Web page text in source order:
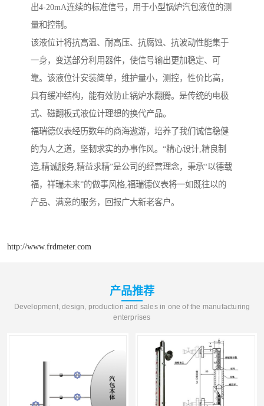
出4-20mA连续的标准信号，用于小型锅炉汽包液位的测
量和控制。
该液位计将抗高温、耐高压、抗腐蚀、抗波动性能集于
一身，变送部分利用器件，使信号输出更加稳定、可
靠。该液位计安装简单，维护量小，测控，性价比高，
具有缓冲结构，能有效防止锅炉水翻腾。是传统的电极
式、磁翻板式液位计理想的换代产品。
福瑞德仪表经历数年的商海遨游，培养了我们诚信稳健
的为人之道，坚韧求实的办事作风。“精心设计,精良制
造,精诚服务,精益求精”是公司的经营理念，秉承“以德载
福，祥瑞未来”的做事风格,福瑞德仪表将一如既往以的
产品、满意的服务，回报广大新老客户。
http://www.frdmeter.com
产品推荐
Development, design, production and sales in one of the manufacturing
enterprises